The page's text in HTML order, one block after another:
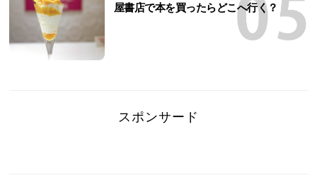
屋書店で本を買ったらどこへ行く？
スポンサード